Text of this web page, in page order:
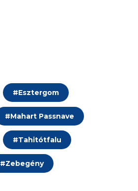
#Esztergom
#Mahart Passnave
#Tahitótfalu
#Zebegény